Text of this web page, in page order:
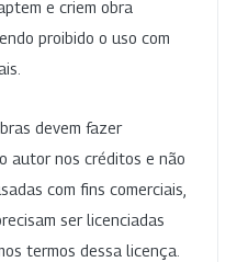
e criem obra
proibido o uso com
devem fazer
autor nos créditos e não
com fins comerciais,
ser licenciadas
termos dessa licença.